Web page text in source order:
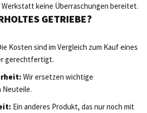
Werkstatt keine Überraschungen bereitet.
GETRIEBE?
Kosten sind im Vergleich zum Kauf eines
gerechtfertigt.
Wir ersetzen wichtige
Neuteile.
Ein anderes Produkt, das nur noch mit